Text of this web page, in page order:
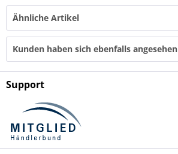
Ähnliche Artikel
Kunden haben sich ebenfalls angesehen
Support